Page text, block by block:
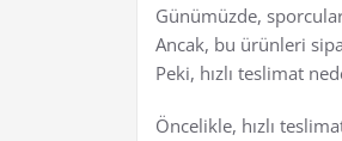
Günümüzde,
Ancak, bu ürünleri
Peki, hızlı teslimat
Öncelikle, hızlı